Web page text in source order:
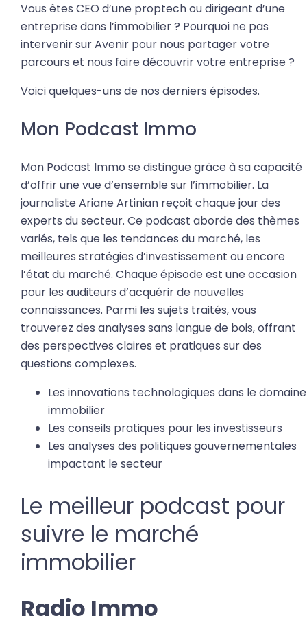
Vous êtes CEO d’une proptech ou dirigeant d’une
entreprise dans l’immobilier ? Pourquoi ne pas
intervenir sur Avenir pour nous partager votre
parcours et nous faire découvrir votre entreprise ?
Voici quelques-uns de nos derniers épisodes.
Mon Podcast Immo
Mon Podcast Immo se distingue grâce à sa capacité
d’offrir une vue d’ensemble sur l’immobilier. La
journaliste Ariane Artinian reçoit chaque jour des
experts du secteur. Ce podcast aborde des thèmes
variés, tels que les tendances du marché, les
meilleures stratégies d’investissement ou encore
l’état du marché. Chaque épisode est une occasion
pour les auditeurs d’acquérir de nouvelles
connaissances. Parmi les sujets traités, vous
trouverez des analyses sans langue de bois, offrant
des perspectives claires et pratiques sur des
questions complexes.
Les innovations technologiques dans le domaine
immobilier
Les conseils pratiques pour les investisseurs
Les analyses des politiques gouvernementales
impactant le secteur
Le meilleur podcast pour
suivre le marché
immobilier
Radio Immo